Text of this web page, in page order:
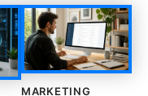
MARKETING